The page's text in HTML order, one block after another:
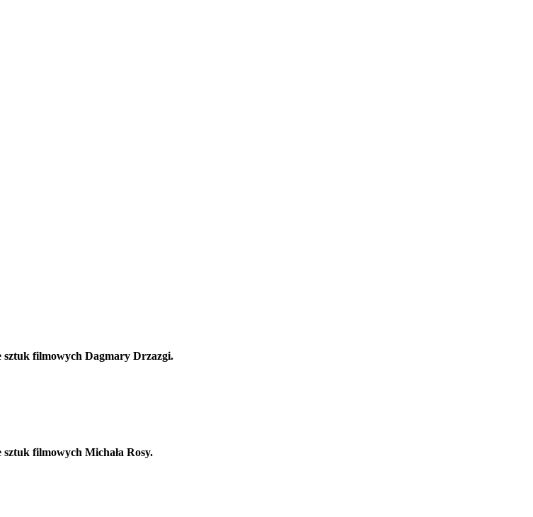
sztuk filmowych Dagmary Drzazgi.
filmowych Michała Rosy.